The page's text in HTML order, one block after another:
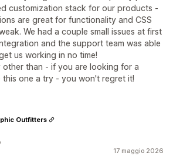
customization stack for our products -
are great for functionality and CSS
We had a couple small issues at first
and the support team was able
us working in no time!
other than - if you are looking for a
one a try - you won't regret it!
17 maggio 2026
Outfitters